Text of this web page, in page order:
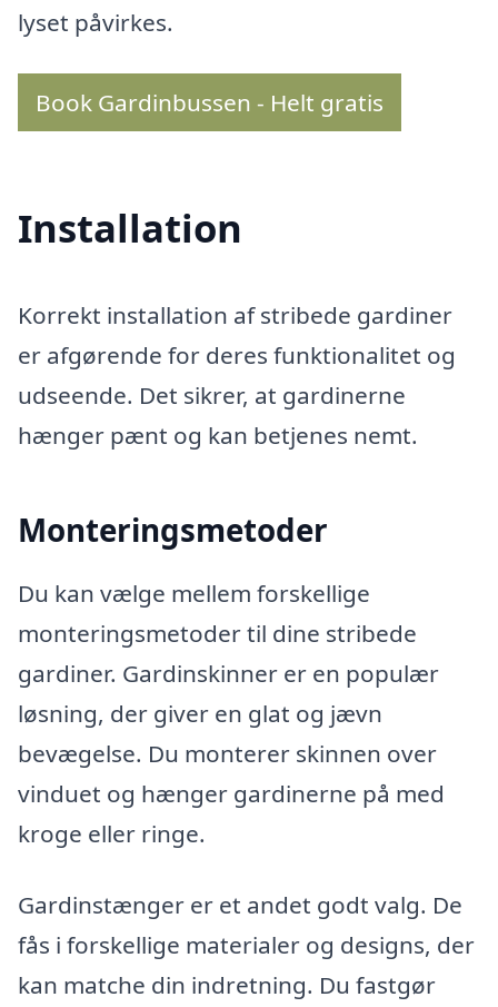
lyset påvirkes.
Book Gardinbussen - Helt gratis
Installation
Korrekt installation af stribede gardiner
er afgørende for deres funktionalitet og
udseende. Det sikrer, at gardinerne
hænger pænt og kan betjenes nemt.
Monteringsmetoder
Du kan vælge mellem forskellige
monteringsmetoder til dine stribede
gardiner. Gardinskinner er en populær
løsning, der giver en glat og jævn
bevægelse. Du monterer skinnen over
vinduet og hænger gardinerne på med
kroge eller ringe.
Gardinstænger er et andet godt valg. De
fås i forskellige materialer og designs, der
kan matche din indretning. Du fastgør